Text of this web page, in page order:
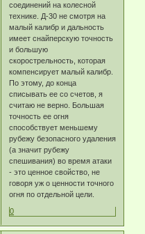
соединений на колесной
технике. Д-30 не смотря на
малый калибр и дальность
имеет снайперскую точность
и большую
скорострельность, которая
компенсирует малый калибр.
По этому, до конца
списывать ее со счетов, я
считаю не верно. Большая
точность ее огня
способствует меньшему
рубежу безопасного удаления
(а значит рубежу
спешивания) во время атаки
- это ценное свойство, не
говоря уж о ценности точного
огня по отдельной цели.
0